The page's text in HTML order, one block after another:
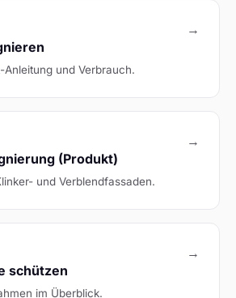
und Verbrauch.
→
(Produkt)
und Verblendfassaden.
→
schützen
im Überblick.
→